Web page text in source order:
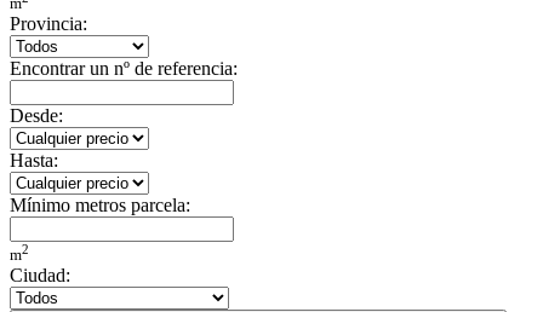
Provincia:
Encontrar un nº de referencia:
Desde:
Hasta:
Mínimo metros parcela:
m2
Ciudad: